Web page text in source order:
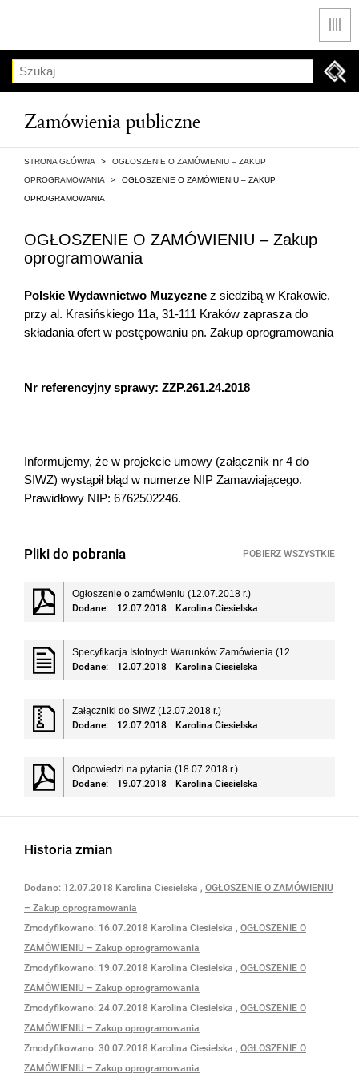
Szukaj
Zamówienia publiczne
STRONA GŁÓWNA > OGŁOSZENIE O ZAMÓWIENIU – ZAKUP
OPROGRAMOWANIA > OGŁOSZENIE O ZAMÓWIENIU – ZAKUP
OPROGRAMOWANIA
OGŁOSZENIE O ZAMÓWIENIU – Zakup
oprogramowania
Polskie Wydawnictwo Muzyczne z siedzibą w Krakowie,
przy al. Krasińskiego 11a, 31-111 Kraków zaprasza do
składania ofert w postępowaniu pn. Zakup oprogramowania
Nr referencyjny sprawy: ZZP.261.24.2018
Informujemy, że w projekcie umowy (załącznik nr 4 do
SIWZ) wystąpił błąd w numerze NIP Zamawiającego.
Prawidłowy NIP: 6762502246.
Pliki do pobrania POBIERZ WSZYSTKIE
Ogłoszenie o zamówieniu (12.07.2018 r.)
Dodane:
12.07.2018 Karolina Ciesielska
Specyfikacja Istotnych Warunków Zamówienia (12.07.2018 r.)
Dodane:
12.07.2018 Karolina Ciesielska
Załączniki do SIWZ (12.07.2018 r.)
Dodane:
12.07.2018 Karolina Ciesielska
Odpowiedzi na pytania (18.07.2018 r.)
Dodane:
19.07.2018 Karolina Ciesielska
Historia zmian
Dodano: 12.07.2018 Karolina Ciesielska , OGŁOSZENIE O ZAMÓWIENIU
– Zakup oprogramowania
Zmodyfikowano: 16.07.2018 Karolina Ciesielska , OGŁOSZENIE O
ZAMÓWIENIU – Zakup oprogramowania
Zmodyfikowano: 19.07.2018 Karolina Ciesielska , OGŁOSZENIE O
ZAMÓWIENIU – Zakup oprogramowania
Zmodyfikowano: 24.07.2018 Karolina Ciesielska , OGŁOSZENIE O
ZAMÓWIENIU – Zakup oprogramowania
Zmodyfikowano: 30.07.2018 Karolina Ciesielska , OGŁOSZENIE O
ZAMÓWIENIU – Zakup oprogramowania